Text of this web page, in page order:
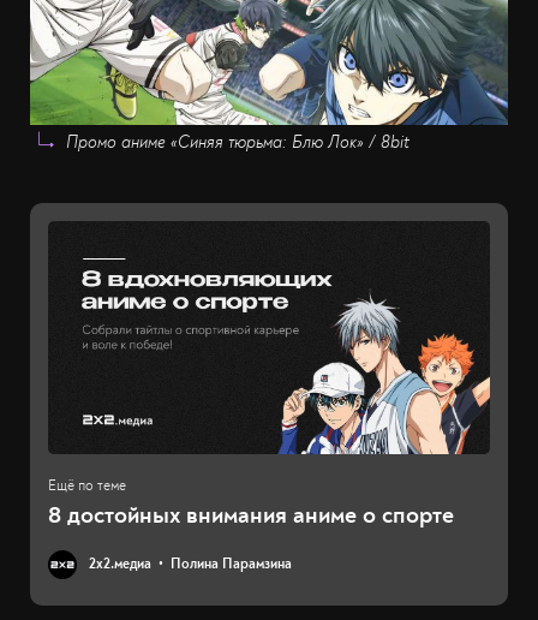
Промо аниме «Синяя тюрьма: Блю Лок» / 8bit
8 достойных внимания аниме о спорте
2х2.медиа Полина Парамзина